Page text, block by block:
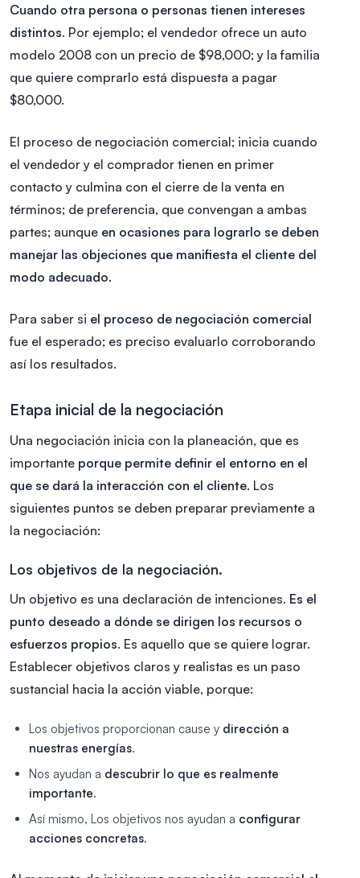
Cuando otra persona o personas tienen intereses
distintos. Por ejemplo; el vendedor ofrece un auto
modelo 2008 con un precio de $98,000; y la familia
que quiere comprarlo está dispuesta a pagar
$80,000.
El proceso de negociación comercial; inicia cuando
el vendedor y el comprador tienen en primer
contacto y culmina con el cierre de la venta en
términos; de preferencia, que convengan a ambas
partes; aunque en ocasiones para lograrlo se deben
manejar las objeciones que manifiesta el cliente del
modo adecuado.
Para saber si el proceso de negociación comercial
fue el esperado; es preciso evaluarlo corroborando
así los resultados.
Etapa inicial de la negociación
Una negociación inicia con la planeación, que es
importante porque permite definir el entorno en el
que se dará la interacción con el cliente. Los
siguientes puntos se deben preparar previamente a
la negociación:
Los objetivos de la negociación.
Un objetivo es una declaración de intenciones. Es el
punto deseado a dónde se dirigen los recursos o
esfuerzos propios. Es aquello que se quiere lograr.
Establecer objetivos claros y realistas es un paso
sustancial hacia la acción viable, porque:
Los objetivos proporcionan cause y dirección a
nuestras energías.
Nos ayudan a descubrir lo que es realmente
importante.
Así mismo, Los objetivos nos ayudan a configurar
acciones concretas.